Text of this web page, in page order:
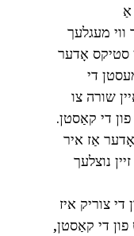
אַ
מעגלעך
סטיקס אָדער
די
שורה צו
די קאַסטן.
אַז איר
נוצלעך
די צוריק איז
פון די קאַסטן,